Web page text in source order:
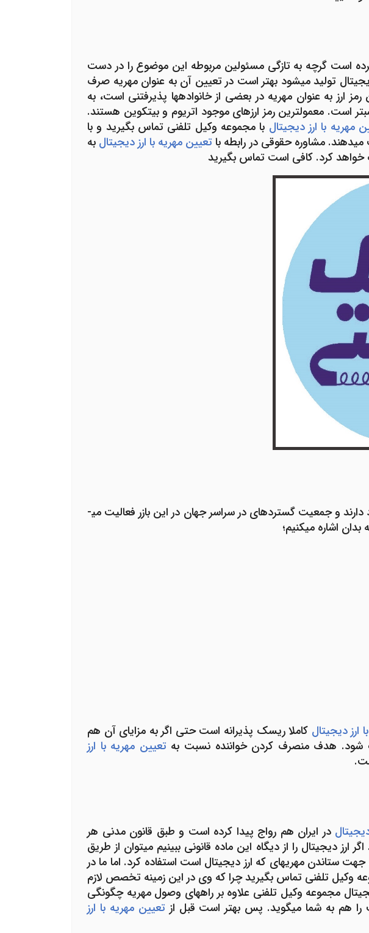
است گرچه به تازگی مسئولین مربوطه این موضوع را در دست
تولید می­شود بهتر است در تعیین آن به عنوان مهریه صرف
ارز به عنوان مهریه در بعضی از خانواده­ها پذیرفتنی است، به
است. معمول­ترین رمز ارزهای موجود اتریوم و بیت­کوین هستند.
مهریه با ارز دیجیتال با مجموعه وکیل تلفنی تماس بگیرید و با
مشاوره حقوقی در رابطه با تعیین مهریه با ارز دیجیتال به
خواهد کرد. کافی است تماس بگیرید
چه دولت­ها و ملت­ها ارز دیجیتال را بپذیرند و چه نپذیرند به هر حال ارزهای دیجیتال وجود دارند و جمعیت گسترده­ای در سراسر جهان در این بازر فعالیت می­
بدان اشاره می­کنیم؛
ارز دیجیتال کاملا ریسک پذیرانه است حتی اگر به مزایای آن هم
هدف منصرف کردن خواننده نسبت به تعیین مهریه با ارز
در ایران هم رواج پیدا کرده است و طبق قانون مدنی هر
دیجیتال را از دیگاه این ماده قانونی ببینیم می­توان از طریق
ستاندن مهریه­ای که ارز دیجیتال است استفاده کرد. اما ما در
وکیل تلفنی تماس بگیرید چرا که وی در این زمینه تخصص لازم
مجموعه وکیل تلفنی علاوه بر راه­های وصول مهریه چگونگی
را هم به شما می­گوید. پس بهتر است قبل از تعیین مهریه با ارز